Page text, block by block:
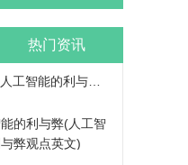
热门资讯
的利与弊(人工智
弊观点英文)